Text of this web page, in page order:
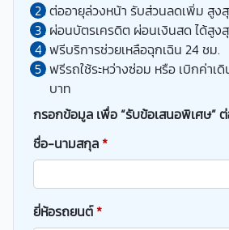
ต่ออายุล่วงหน้า รับส่วนลดเพิ่ม สูง
ผ่อนบัตรเครดิต ผ่อนเงินสด ได้สูง
ฟรีบริการช่วยเหลือฉุกเฉิน 24 ชม.
ฟรีรถใช้ระหว่างซ่อม หรือ เบิกค่าเ
บาท
กรอกข้อมูล เพื่อ “รับข้อเสนอพิเศษ”
ชื่อ-นามสกุล*
ยี่ห้อรถยนต์*